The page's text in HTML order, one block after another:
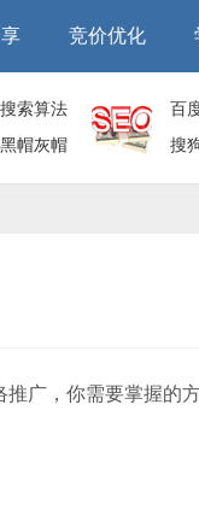
竞价优化
搜索算法
黑帽灰帽
百
端
搜
端
广，你需要掌握的